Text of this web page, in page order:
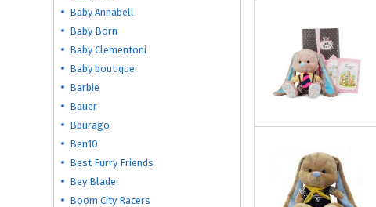
Baby Annabell
Baby Born
Baby Clementoni
Baby boutique
Barbie
Bauer
Bburago
Ben10
Best Furry Friends
Bey Blade
Boom City Racers